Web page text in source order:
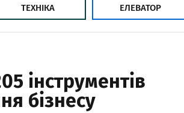
ТЕХНІКА ЕЛЕВАТОР
інструментів
бізнесу